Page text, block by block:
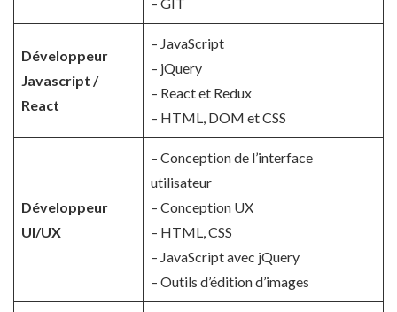
Développeur
Javascript /
React
– JavaScript
– jQuery
– React et Redux
– HTML, DOM et CSS
Développeur
UI/UX
– Conception de l’interface
utilisateur
– Conception UX
– HTML, CSS
– JavaScript avec jQuery
– Outils d’édition d’images